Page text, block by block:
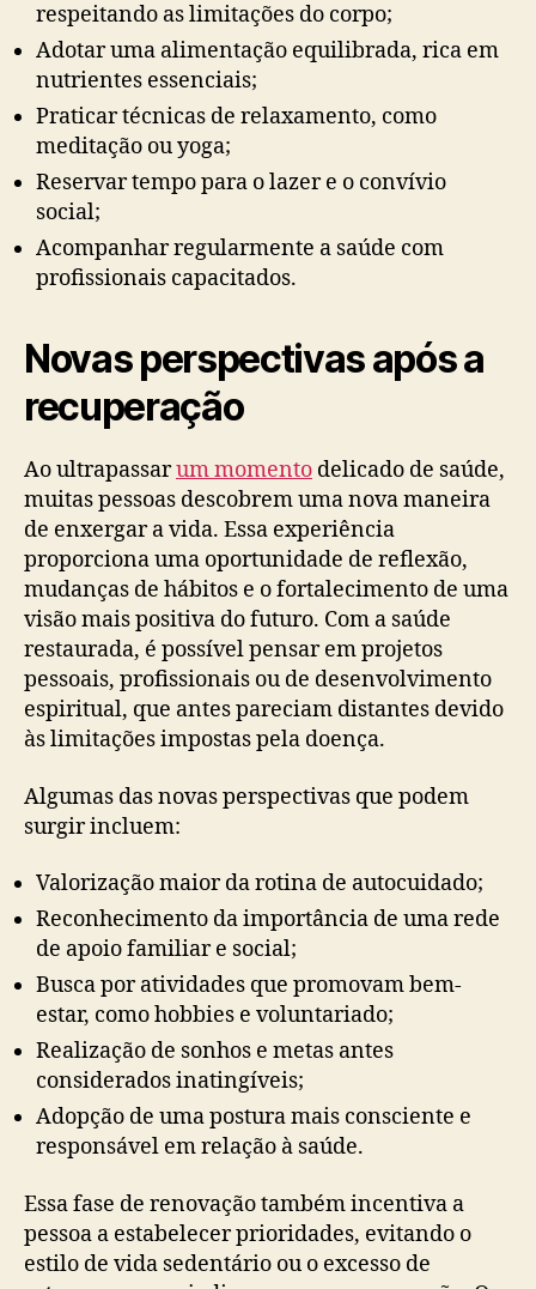
respeitando as limitações do corpo;
Adotar uma alimentação equilibrada, rica em
nutrientes essenciais;
Praticar técnicas de relaxamento, como
meditação ou yoga;
Reservar tempo para o lazer e o convívio
social;
Acompanhar regularmente a saúde com
profissionais capacitados.
Novas perspectivas após a
recuperação
Ao ultrapassarum momento delicado de saúde,
muitas pessoas descobrem uma nova maneira
de enxergar a vida. Essa experiência
proporciona uma oportunidade de reflexão,
mudanças de hábitos e o fortalecimento de uma
visão mais positiva do futuro. Com a saúde
restaurada, é possível pensar em projetos
pessoais, profissionais ou de desenvolvimento
espiritual, que antes pareciam distantes devido
às limitações impostas pela doença.
Algumas das novas perspectivas que podem
surgir incluem:
Valorização maior da rotina de autocuidado;
Reconhecimento da importância de uma rede
de apoio familiar e social;
Busca por atividades que promovam bem-
estar, como hobbies e voluntariado;
Realização de sonhos e metas antes
considerados inatingíveis;
Adopção de uma postura mais consciente e
responsável em relação à saúde.
Essa fase de renovação também incentiva a
pessoa a estabelecer prioridades, evitando o
estilo de vida sedentário ou o excesso de